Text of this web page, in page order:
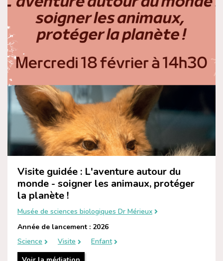
Visite guidée : L'aventure autour du
monde - soigner les animaux, protéger
la planète !
Musée de sciences biologiques Dr Mérieux
Année de lancement : 2026
Science
Visite
Enfant